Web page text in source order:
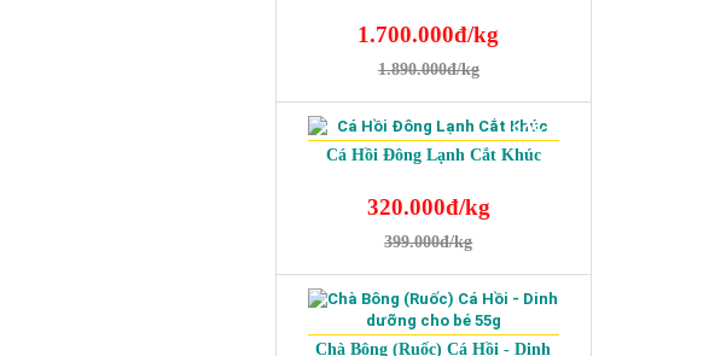
1.700.000đ/kg
1.890.000đ/kg
Cá Hồi Đông Lạnh Cắt Khúc
320.000đ/kg
399.000đ/kg
-20%
Chà Bông (Ruốc) Cá Hồi - Dinh